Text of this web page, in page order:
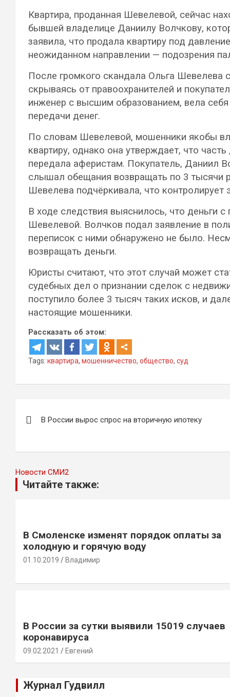
Квартира, проданная Шевелевой, сейчас
бывшей владелице Даниилу Волчкову,
заявила, что продала квартиру под
неожиданном направлении — подозрения
После громкого скандала Ольга Шевелева
скрываясь от правоохранителей и
инженер с высшим образованием, вела
передачи денег.
По словам Шевелевой, мошенники якобы
квартиру, однако она утверждает, что
передала аферистам. Покупатель, Даниил
слышал обещания возвращать по 3 тысячи
Шевелева подчёркивала, что контролирует
В ходе следствия выяснилось, что деньги
Шевелевой. Волчков подал заявление в
переписок с ними обнаружено не было.
возвращать деньги.
Юристы считают, что этот случай может
судебных дел о признании сделок с
поступило более 3 тысяч таких исков, и
настоящие мошенники.
Рассказать об этом:
Tags: квартира, мошенничество, общество, суд
по
записям
В России вырос спрос на вторичную ипотеку
Новости СМИ2
Читайте также:
В Смоленске изменят порядок оплаты за
холодную и горячую воду
01.10.2019 Владимир
В России за сутки выявили 15019 случаев
коронавируса
09.02.2021 Евгений
Журнал Гудвилл